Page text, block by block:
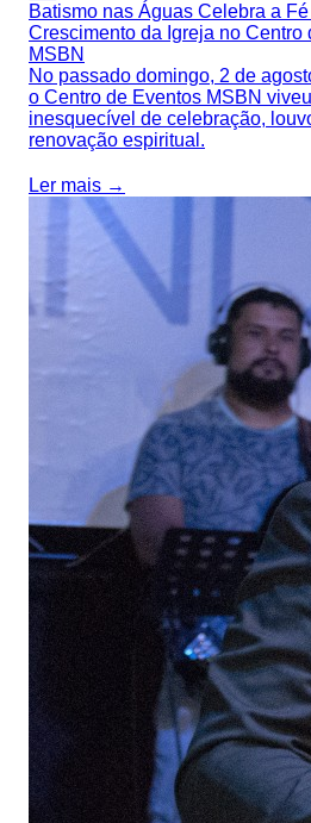
Batismo nas Águas Celebra a
Crescimento da Igreja no Centro
MSBN
No passado domingo, 2 de
o Centro de Eventos MSBN
inesquecível de celebração,
renovação espiritual.
Ler mais →